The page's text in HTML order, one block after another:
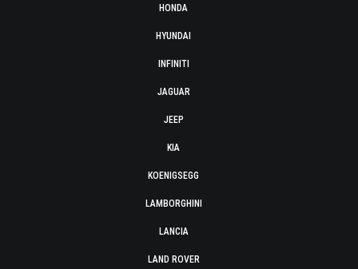
HONDA
HYUNDAI
INFINITI
JAGUAR
JEEP
KIA
KOENIGSEGG
LAMBORGHINI
LANCIA
LAND ROVER